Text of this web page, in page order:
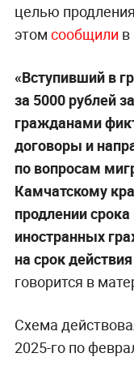
целью
этом сообщили в
«Вступивший в
за 5000 рублей
гражданами
договоры и
по вопросам
Камчатскому
продлении
иностранных
на срок
говорится в
Схема
2025-го по